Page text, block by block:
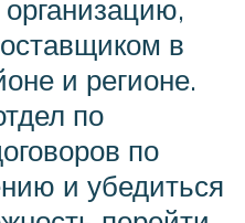
в
и регионе.
по
по
и убедиться